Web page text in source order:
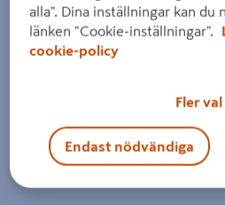
alla". Dina inställningar kan du
länken "Cookie-inställningar".
cookie-policy
Fler val
Endast nödvändiga